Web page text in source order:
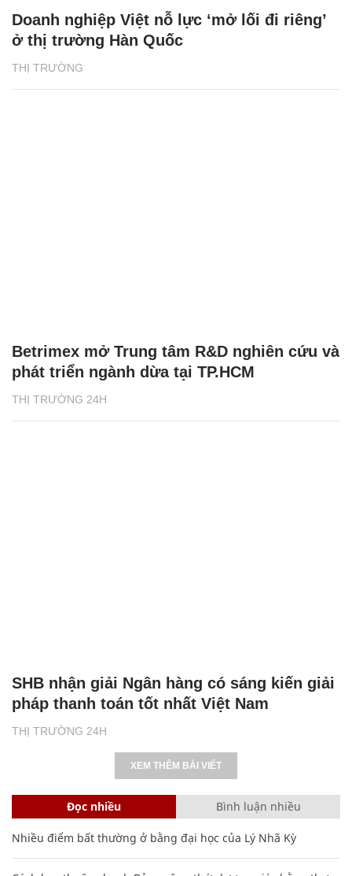
THỊ TRƯỜNG
Doanh nghiệp Việt nỗ lực ‘mở lối đi riêng’
ở thị trường Hàn Quốc
THỊ TRƯỜNG 24H
Betrimex mở Trung tâm R&D nghiên cứu và
phát triển ngành dừa tại TP.HCM
THỊ TRƯỜNG 24H
SHB nhận giải Ngân hàng có sáng kiến giải
pháp thanh toán tốt nhất Việt Nam
XEM THÊM BÀI VIẾT
Đọc nhiều Bình luận nhiều
Nhiều điểm bất thường ở bằng đại học của Lý Nhã Kỳ